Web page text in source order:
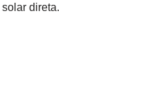
direta.